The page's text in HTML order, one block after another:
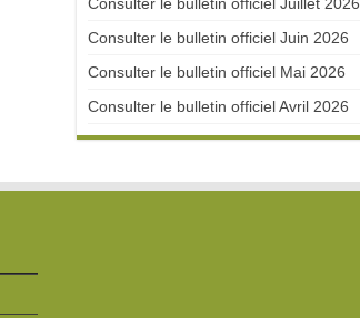
Consulter le bulletin officiel Juin 2026
Consulter le bulletin officiel Mai 2026
Consulter le bulletin officiel Avril 2026